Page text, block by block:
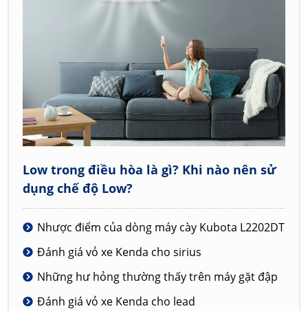
Low trong điều hòa là gì? Khi nào nên sử
dụng chế độ Low?
Nhược điểm của dòng máy cày Kubota L2202DT
Đánh giá vỏ xe Kenda cho sirius
Những hư hỏng thường thấy trên máy gặt đập
Đánh giá vỏ xe Kenda cho lead